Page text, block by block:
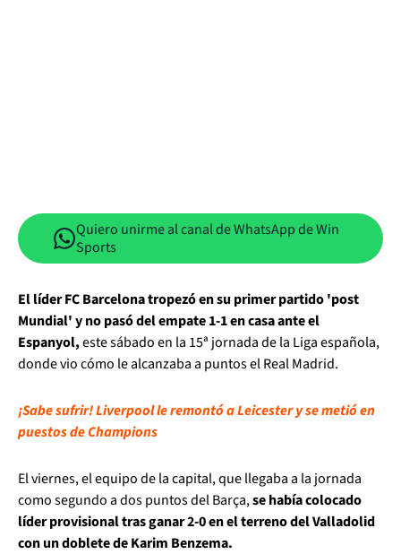
Quiero unirme al canal de WhatsApp de Win
Sports
El líder FC Barcelona tropezó en su primer partido 'post
Mundial' y no pasó del empate 1-1 en casa ante el
Espanyol,este sábado en la 15ª jornada de la Liga española,
donde vio cómo le alcanzaba a puntos el Real Madrid.
¡Sabe sufrir! Liverpool le remontó a Leicester y se metió en
puestos de Champions
El viernes, el equipo de la capital, que llegaba a la jornada
como segundo a dos puntos del Barça,se había colocado
líder provisional tras ganar 2-0 en el terreno del Valladolid
con un doblete de Karim Benzema.